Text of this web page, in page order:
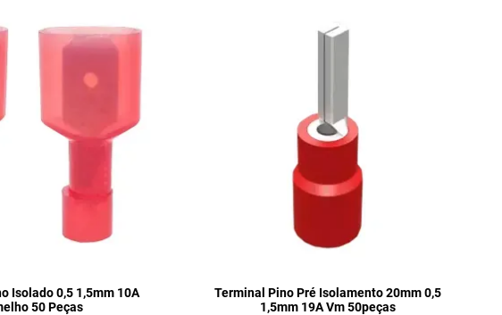
Isolado 0,5 1,5mm 10A
50 Peças
Terminal Pino Pré Isolamento 20mm 0,5
1,5mm 19A Vm 50peças